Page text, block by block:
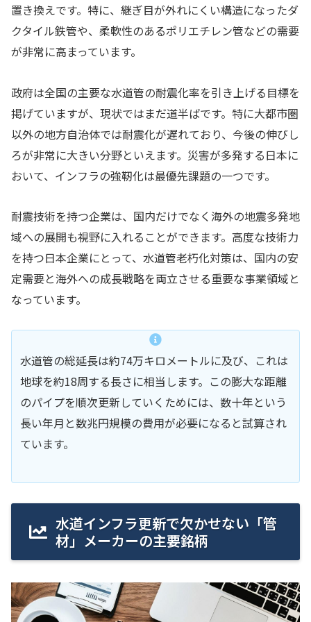
置き換えです。特に、継ぎ目が外れにくい構造になったダ
クタイル鉄管や、柔軟性のあるポリエチレン管などの需要
が非常に高まっています。
政府は全国の主要な水道管の耐震化率を引き上げる目標を
掲げていますが、現状ではまだ道半ばです。特に大都市圏
以外の地方自治体では耐震化が遅れており、今後の伸びし
ろが非常に大きい分野といえます。災害が多発する日本に
おいて、インフラの強靭化は最優先課題の一つです。
耐震技術を持つ企業は、国内だけでなく海外の地震多発地
域への展開も視野に入れることができます。高度な技術力
を持つ日本企業にとって、水道管老朽化対策は、国内の安
定需要と海外への成長戦略を両立させる重要な事業領域と
なっています。
水道管の総延長は約74万キロメートルに及び、これは
地球を約18周する長さに相当します。この膨大な距離
のパイプを順次更新していくためには、数十年という
長い年月と数兆円規模の費用が必要になると試算され
ています。
水道インフラ更新で欠かせない「管
材」メーカーの主要銘柄